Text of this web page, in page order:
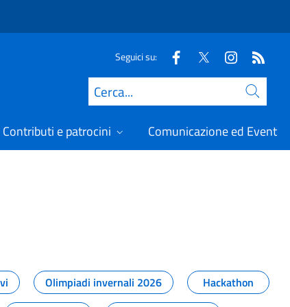
Seguici su:
Cerca
Contributi e patrocini Comunicazione ed Eventi
Olimpiadi invernali 2026
Hackathon